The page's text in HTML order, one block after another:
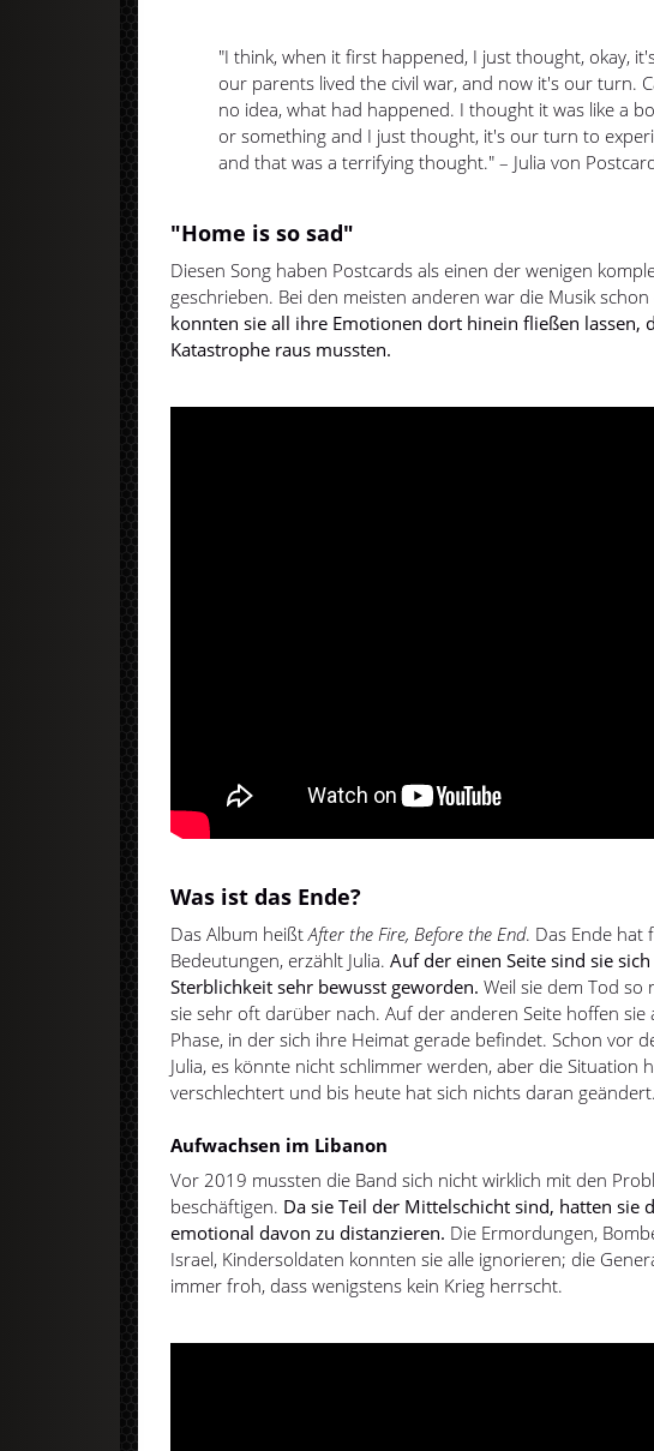
"I think, when it first happened, I just thought, okay,
our parents lived the civil war, and now it's our turn.
no idea, what had happened. I thought it was like a
or something and I just thought, it's our turn to
and that was a terrifying thought." – Julia von
"Home is so sad"
Diesen Song haben Postcards als einen der wenigen
geschrieben. Bei den meisten anderen war die Musik
konnten sie all ihre Emotionen dort hinein fließen lassen,
Katastrophe raus mussten.
Was ist das Ende?
Das Album heißtAfter the Fire, Before the End. Das Ende hat
Bedeutungen, erzählt Julia.Auf der einen Seite sind sie
Sterblichkeit sehr bewusst geworden. Weil sie dem Tod so
sie sehr oft darüber nach. Auf der anderen Seite hoffen sie
Phase, in der sich ihre Heimat gerade befindet. Schon vor
Julia, es könnte nicht schlimmer werden, aber die Situation
verschlechtert und bis heute hat sich nichts daran geändert.
Aufwachsen im Libanon
Vor 2019 mussten die Band sich nicht wirklich mit den
beschäftigen. Da sie Teil der Mittelschicht sind, hatten sie
emotional davon zu distanzieren. Die Ermordungen,
Israel, Kindersoldaten konnten sie alle ignorieren; die
immer froh, dass wenigstens kein Krieg herrscht.